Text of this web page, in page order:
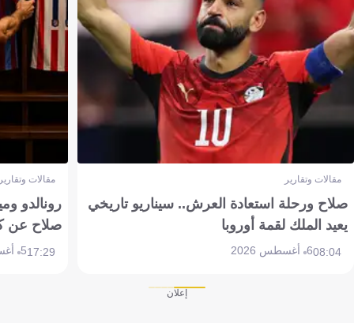
مقالات وتقارير
صلاح ورحلة استعادة العرش.. سيناريو تاريخي
يعيد الملك لقمة أوروبا
08:046 أغسطس 2026
مقالات
رونالدو
صلاح عن
17:295 أغسطس 2026
إعلان